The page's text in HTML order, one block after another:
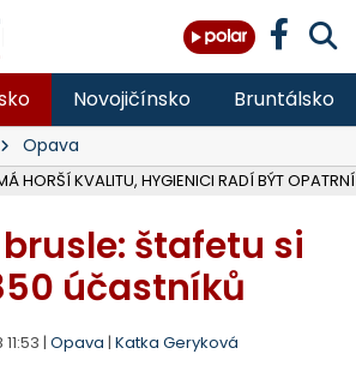
Novojičínsko Bruntálsko
Opava
HORŠÍ KVALITU, HYGIENICI RADÍ BÝT OPATRNÍ
štafetu si
účastníků
| Opava | Katka Geryková